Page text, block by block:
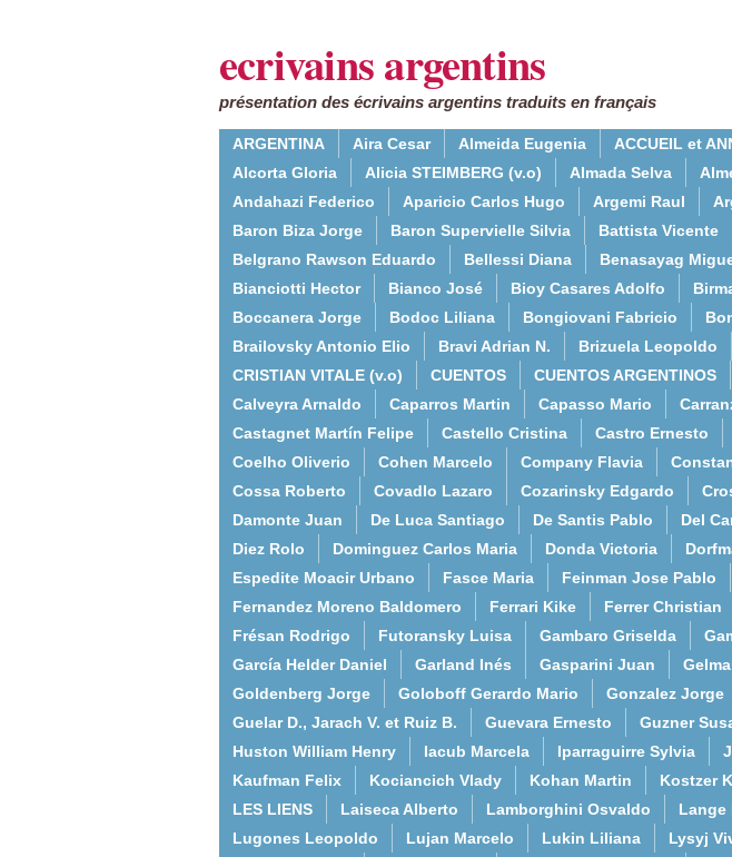
ecrivains argentins
présentation des écrivains argentins traduits en français
ARGENTINA Aira Cesar Almeida Eugenia ACCUEIL et
Alcorta Gloria
Alicia STEIMBERG (v.o) Almada Selva
Andahazi Federico
Aparicio Carlos Hugo Argemi Raul
Baron Biza Jorge
Baron Supervielle Silvia Battista Vicente
Belgrano Rawson Eduardo
Bellessi Diana Benasayag
Bianciotti Hector
Bianco José Bioy Casares Adolfo
Boccanera Jorge
Bodoc Liliana Bongiovani Fabricio
Brailovsky Antonio Elio
Bravi Adrian N. Brizuela Leopoldo
CRISTIAN VITALE (v.o)
CUENTOS CUENTOS ARGENTINOS
Calveyra Arnaldo
Caparros Martin Capasso Mario
Castagnet Martín Felipe
Castello Cristina Castro Ernesto
Coelho Oliverio
Cohen Marcelo Company Flavia
Cossa Roberto
Covadlo Lazaro Cozarinsky Edgardo
Damonte Juan
De Luca Santiago De Santis Pablo Del
Diez Rolo
Dominguez Carlos Maria Donda Victoria
Espedite Moacir Urbano
Fasce Maria Feinman Jose Pablo
Fernandez Moreno Baldomero
Ferrari Kike Ferrer Christian
Frésan Rodrigo
Futoransky Luisa Gambaro Griselda
García Helder Daniel
Garland Inés Gasparini Juan
Goldenberg Jorge
Goloboff Gerardo Mario Gonzalez Jorge
Guelar D., Jarach V. et Ruiz B.
Guevara Ernesto Guzner
Huston William Henry
Iacub Marcela Iparraguirre Sylvia
Kaufman Felix
Kociancich Vlady Kohan Martin Kostzer
LES LIENS
Laiseca Alberto Lamborghini Osvaldo Lange
Lugones Leopoldo
Lujan Marcelo Lukin Liliana Lysyj